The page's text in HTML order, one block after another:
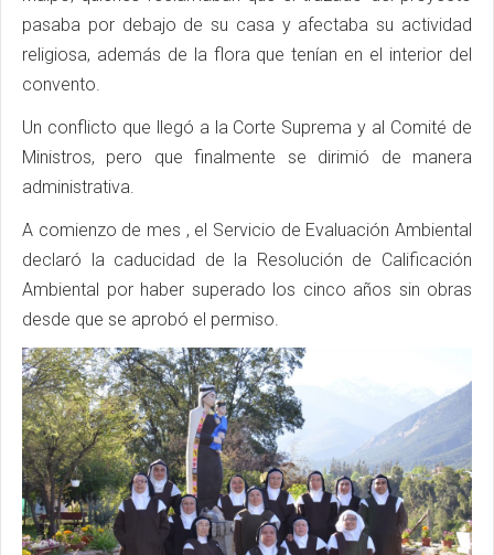
pasaba por debajo de su casa y afectaba su actividad
religiosa, además de la flora que tenían en el interior del
convento.
Un conflicto que llegó a la Corte Suprema y al Comité de
Ministros, pero que finalmente se dirimió de manera
administrativa.
A comienzo de mes , el Servicio de Evaluación Ambiental
declaró la caducidad de la Resolución de Calificación
Ambiental por haber superado los cinco años sin obras
desde que se aprobó el permiso.